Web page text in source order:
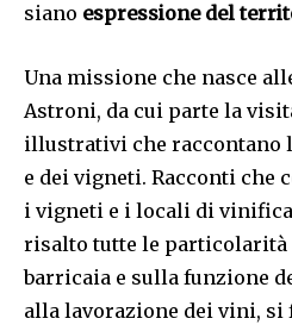
siano espressione del
Una missione che nasce
Astroni, da cui parte la
illustrativi che raccontano
e dei vigneti. Racconti che
i vigneti e i locali di
risalto tutte le particolarità
barricaia e sulla funzione
alla lavorazione dei vini, si